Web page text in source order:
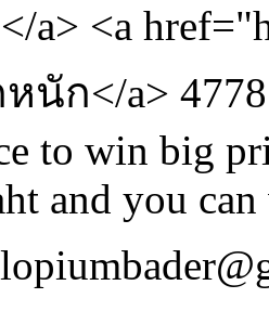
a> <a
นัก</a>
to win big
and you